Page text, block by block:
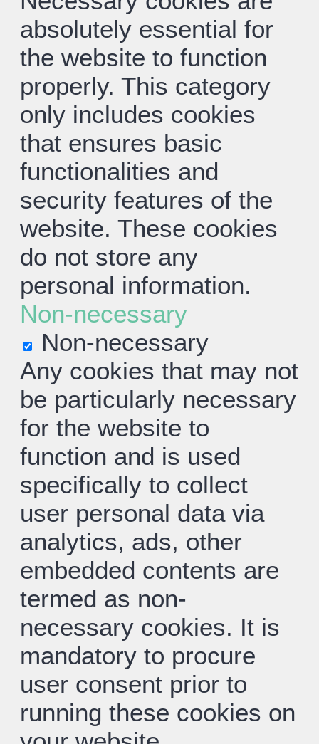
absolutely essential for
the website to function
properly. This category
only includes cookies
that ensures basic
functionalities and
security features of the
website. These cookies
do not store any
personal information.
Non-necessary
Non-necessary
Any cookies that may not
be particularly necessary
for the website to
function and is used
specifically to collect
user personal data via
analytics, ads, other
embedded contents are
termed as non-
necessary cookies. It is
mandatory to procure
user consent prior to
running these cookies on